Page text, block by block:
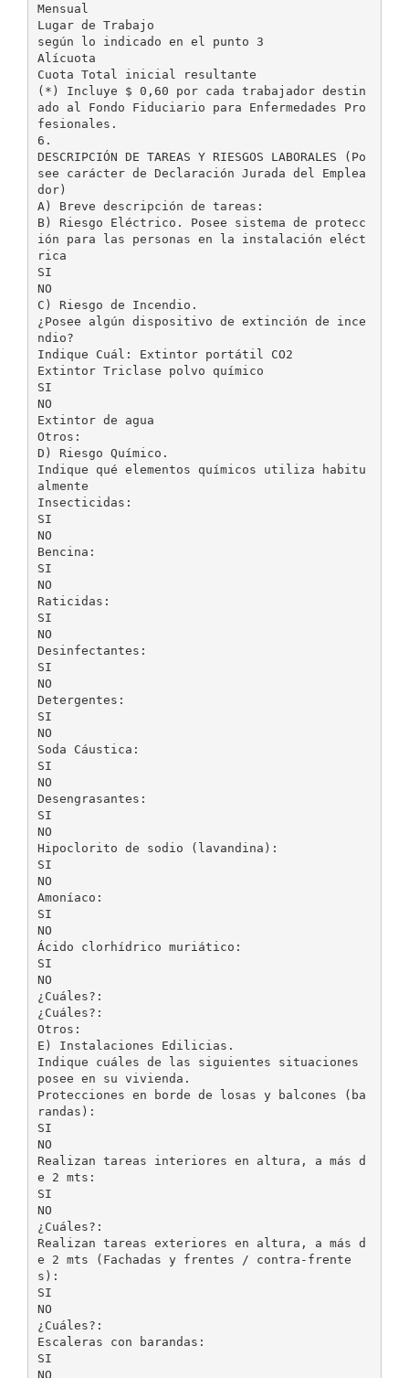
Mensual
Lugar de Trabajo
según lo indicado en el punto 3
Alícuota
Cuota Total inicial resultante
(*) Incluye $ 0,60 por cada trabajador destin
ado al Fondo Fiduciario para Enfermedades Pro
fesionales.
6.
DESCRIPCIÓN DE TAREAS Y RIESGOS LABORALES (Po
see carácter de Declaración Jurada del Emplea
dor)
A) Breve descripción de tareas:
B) Riesgo Eléctrico. Posee sistema de protecc
ión para las personas en la instalación eléct
rica
SI
NO
C) Riesgo de Incendio.
¿Posee algún dispositivo de extinción de ince
ndio?
Indique Cuál: Extintor portátil CO2
Extintor Triclase polvo químico
SI
NO
Extintor de agua
Otros:
D) Riesgo Químico.
Indique qué elementos químicos utiliza habitu
almente
Insecticidas:
SI
NO
Bencina:
SI
NO
Raticidas:
SI
NO
Desinfectantes:
SI
NO
Detergentes:
SI
NO
Soda Cáustica:
SI
NO
Desengrasantes:
SI
NO
Hipoclorito de sodio (lavandina):
SI
NO
Amoníaco:
SI
NO
Ácido clorhídrico muriático:
SI
NO
¿Cuáles?:
¿Cuáles?:
Otros:
E) Instalaciones Edilicias.
Indique cuáles de las siguientes situaciones
posee en su vivienda.
Protecciones en borde de losas y balcones (ba
randas):
SI
NO
Realizan tareas interiores en altura, a más d
e 2 mts:
SI
NO
¿Cuáles?:
Realizan tareas exteriores en altura, a más d
e 2 mts (Fachadas y frentes / contra-frente
s):
SI
NO
¿Cuáles?:
Escaleras con barandas:
SI
NO